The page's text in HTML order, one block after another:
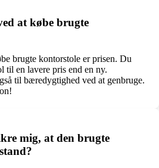
at købe brugte
brugte kontorstole er prisen. Du
til en lavere pris end en ny.
til bæredygtighed ved at genbruge.
mig, at den brugte